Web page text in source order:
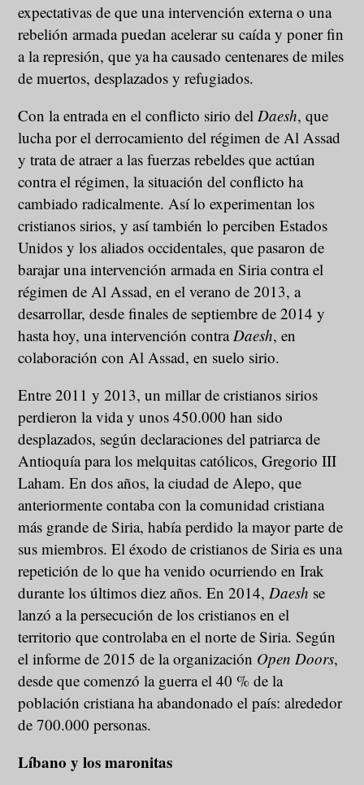
expectativas de que una intervención externa o una
rebelión armada puedan acelerar su caída y poner fin
a la represión, que ya ha causado centenares de miles
de muertos, desplazados y refugiados.
Con la entrada en el conflicto sirio del Daesh, que
lucha por el derrocamiento del régimen de Al Assad
y trata de atraer a las fuerzas rebeldes que actúan
contra el régimen, la situación del conflicto ha
cambiado radicalmente. Así lo experimentan los
cristianos sirios, y así también lo perciben Estados
Unidos y los aliados occidentales, que pasaron de
barajar una intervención armada en Siria contra el
régimen de Al Assad, en el verano de 2013, a
desarrollar, desde finales de septiembre de 2014 y
hasta hoy, una intervención contra Daesh, en
colaboración con Al Assad, en suelo sirio.
Entre 2011 y 2013, un millar de cristianos sirios
perdieron la vida y unos 450.000 han sido
desplazados, según declaraciones del patriarca de
Antioquía para los melquitas católicos, Gregorio III
Laham. En dos años, la ciudad de Alepo, que
anteriormente contaba con la comunidad cristiana
más grande de Siria, había perdido la mayor parte de
sus miembros. El éxodo de cristianos de Siria es una
repetición de lo que ha venido ocurriendo en Irak
durante los últimos diez años. En 2014, Daesh se
lanzó a la persecución de los cristianos en el
territorio que controlaba en el norte de Siria. Según
el informe de 2015 de la organización Open Doors,
desde que comenzó la guerra el 40 % de la
población cristiana ha abandonado el país: alrededor
de 700.000 personas.
Líbano y los maronitas